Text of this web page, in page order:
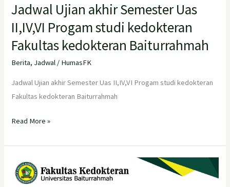
Jadwal Ujian akhir Semester Uas
II,IV,VI Progam studi kedokteran
Fakultas kedokteran Baiturrahmah
Berita, Jadwal / HumasFK
Jadwal Ujian akhir Semester Uas II,IV,VI Progam studi kedokteran
Fakultas kedokteran Baiturrahmah
Read More »
Jadwal
Ujian